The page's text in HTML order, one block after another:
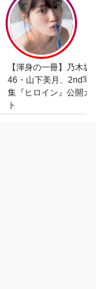
【渾身の一冊】乃木坂
46・山下美月、2nd写
集『ヒロイン』公開カ
ト